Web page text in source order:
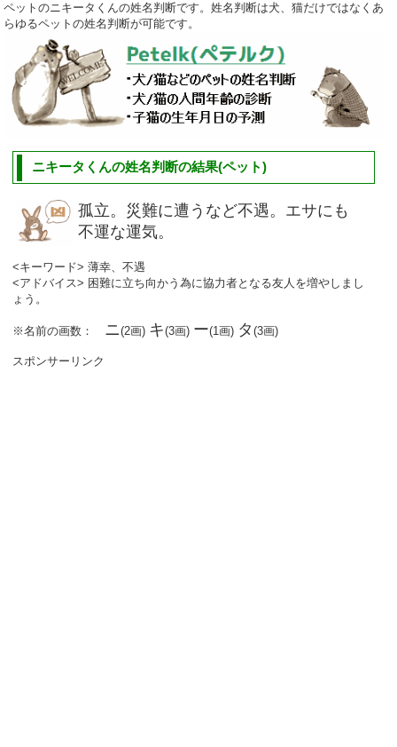
ペットのニキータくんの姓名判断です。姓名判断は犬、猫だけではなくあ
らゆるペットの姓名判断が可能です。
ニキータくんの姓名判断の結果(ペット)
孤立。災難に遭うなど不遇。エサにも
不運な運気。
<キーワード> 薄幸、不遇
<アドバイス> 困難に立ち向かう為に協力者となる友人を増やしまし
ょう。
※名前の画数： ニ(2画) キ(3画) ー(1画) タ(3画)
スポンサーリンク